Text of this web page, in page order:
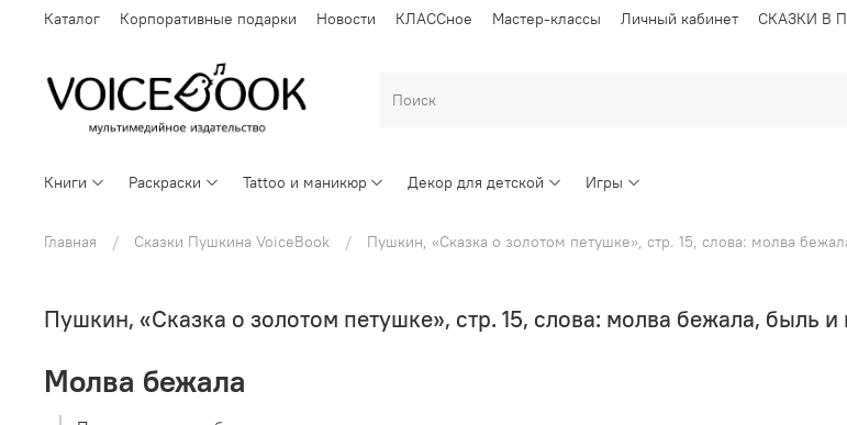
Каталог Корпоративные подарки Новости КЛАССное Мастер-классы Личный кабинет СКАЗКИ В
Книги Раскраски Tattoo и маникюр Декор для детской Игры
Главная Сказки Пушкина VoiceBook Пушкин, «Сказка о золотом петушке», стр. 15, слова: молва
Пушкин, «Сказка о золотом петушке», стр. 15, слова: молва бежала, быль
Молва бежала